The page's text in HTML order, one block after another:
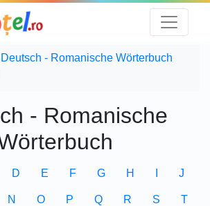
Deutsch - Romanische Wörterbuch
- Romanische
D E F G H J
N O P Q R S T